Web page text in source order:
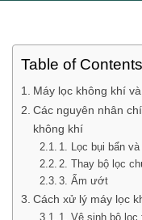
Table of Contents
Máy lọc không khí
Các nguyên nhân
không khí
1. Lọc bụi bẩn
2. Thay bộ lọc
3. Ẩm ướt
Cách xử lý máy lọc
1. Vệ sinh bộ